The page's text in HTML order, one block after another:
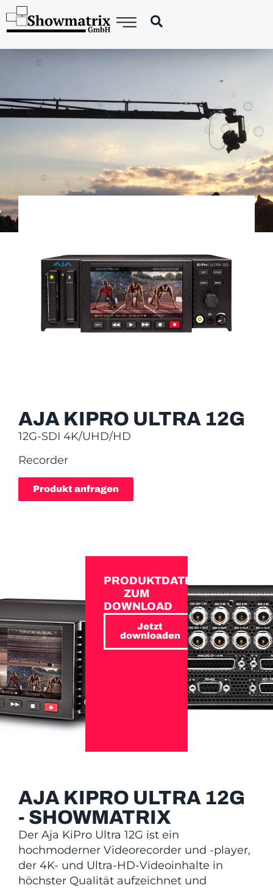
AJA KIPRO ULTRA 12G
12G-SDI 4K/UHD/HD
Recorder
Produkt anfragen
PRODUKTDATEN
ZUM
DOWNLOAD
Jetzt
downloaden
AJA KIPRO ULTRA 12G
- SHOWMATRIX
Der Aja KiPro Ultra 12G ist ein
hochmoderner Videorecorder und -player,
der 4K- und Ultra-HD-Videoinhalte in
höchster Qualität aufzeichnet und